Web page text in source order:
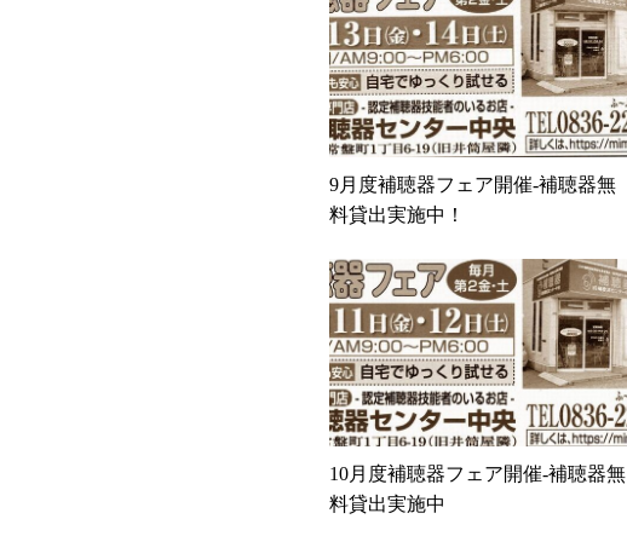
9月度補聴器フェア開催-補聴器無
料貸出実施中！
10月度補聴器フェア開催-補聴器無
料貸出実施中